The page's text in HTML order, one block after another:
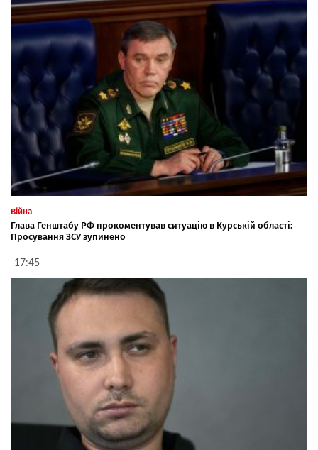
Війна
Глава Генштабу РФ прокоментував ситуацію в Курській області:
Просування ЗСУ зупинено
17:45